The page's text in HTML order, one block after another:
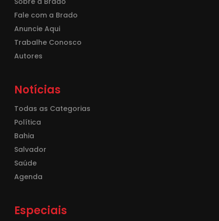
Fale com a Brado
Anuncie Aqui
Trabalhe Conosco
Autores
Notícias
Todas as Categorias
Política
Bahia
Salvador
Saúde
Agenda
Especiais